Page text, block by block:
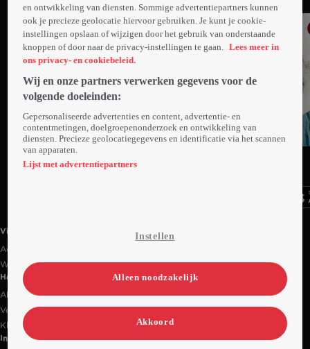
Ga
naar
Videoland
Actiecode
Werken bij RTL
Handige links
Alle films & series
Veelgestelde vragen
Klantenservice
Informatie
en ontwikkeling van diensten. Sommige advertentiepartners kunnen
ook je precieze geolocatie hiervoor gebruiken. Je kunt je cookie-
instellingen opslaan of wijzigen door het gebruik van onderstaande
knoppen of door naar de privacy-instellingen te gaan.
Lees meer in
ons privacy- en cookiebeleid.
Wij en onze partners verwerken gegevens voor de
volgende doeleinden:
Gepersonaliseerde advertenties en content, advertentie- en
contentmetingen, doelgroepenonderzoek en ontwikkeling van
diensten. Precieze geolocatiegegevens en identificatie via het scannen
van apparaten.
Lijst met advertentiepartners
Instellen
Alleen noodzakelijk
Akkoord